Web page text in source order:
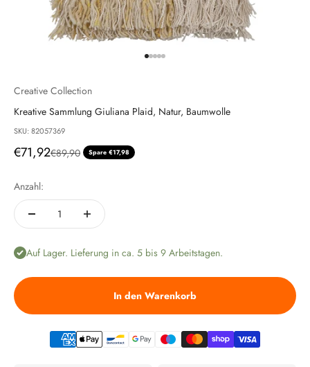
Creative Collection
Kreative Sammlung Giuliana Plaid, Natur, Baumwolle
SKU: 82057369
Angebot
€71,92Regulärer Preis
€89,90 Spare €17,98
Anzahl:
Auf Lager. Lieferung in ca. 5 bis 9 Arbeitstagen.
In den Warenkorb